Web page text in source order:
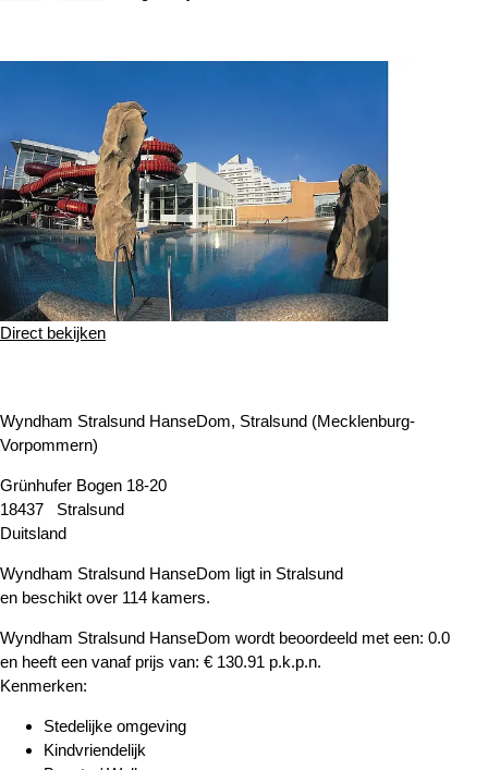
Direct bekijken
Wyndham Stralsund HanseDom, Stralsund (Mecklenburg-
Vorpommern)
Grünhufer Bogen 18-20
18437 Stralsund
Duitsland
Wyndham Stralsund HanseDom ligt in Stralsund
en beschikt over 114 kamers.
Wyndham Stralsund HanseDom wordt beoordeeld met een: 0.0
en heeft een vanaf prijs van: € 130.91 p.k.p.n.
Kenmerken:
Stedelijke omgeving
Kindvriendelijk